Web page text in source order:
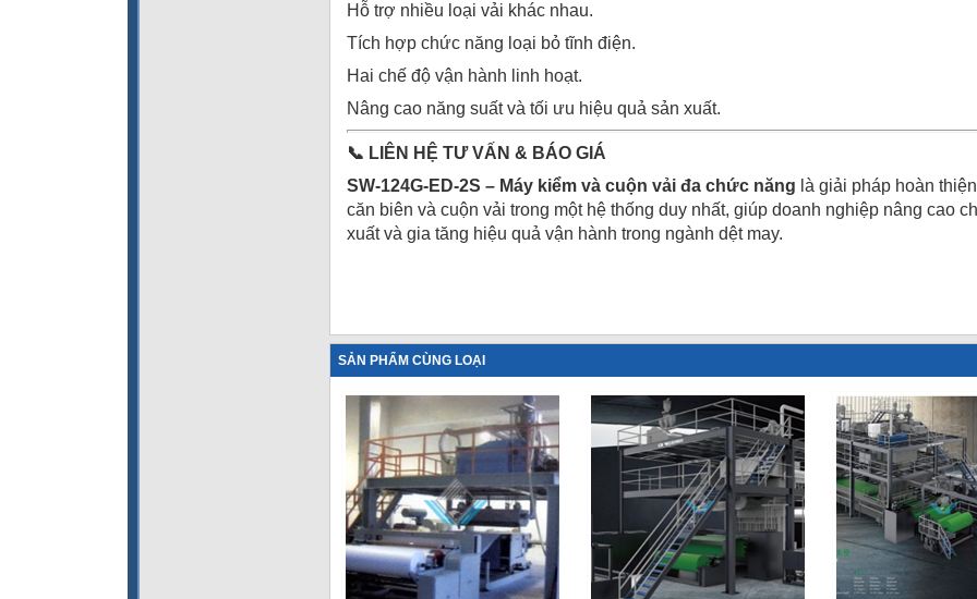
Hỗ trợ nhiều loại vải khác nhau.
Tích hợp chức năng loại bỏ tĩnh điện.
Hai chế độ vận hành linh hoạt.
Nâng cao năng suất và tối ưu hiệu quả sản xuất.
📞 LIÊN HỆ TƯ VẤN & BÁO GIÁ
SW-124G-ED-2S – Máy kiểm và cuộn vải đa chức năng là giải pháp hoàn
căn biên và cuộn vải trong một hệ thống duy nhất, giúp doanh nghiệp nâng cao
xuất và gia tăng hiệu quả vận hành trong ngành dệt may.
SẢN PHẨM CÙNG LOẠI